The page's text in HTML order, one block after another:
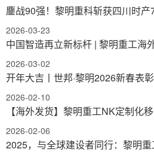
鏖战90强！黎明重科斩获四川时
2026-03-23
中国智造再立新标杆 | 黎明重工海
2026-03-02
开年大吉丨世邦·黎明2026新春表
2026-02-10
【海外发货】黎明重工NK定制化
2026-02-06
2025，与全球建设者同行：黎明